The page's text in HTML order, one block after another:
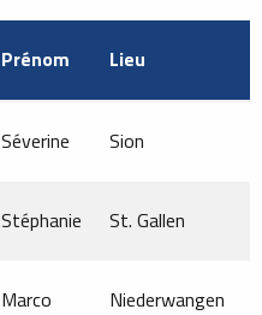
Prénom Lieu
Séverine Sion
Stéphanie St. Gallen
Marco Niederwangen